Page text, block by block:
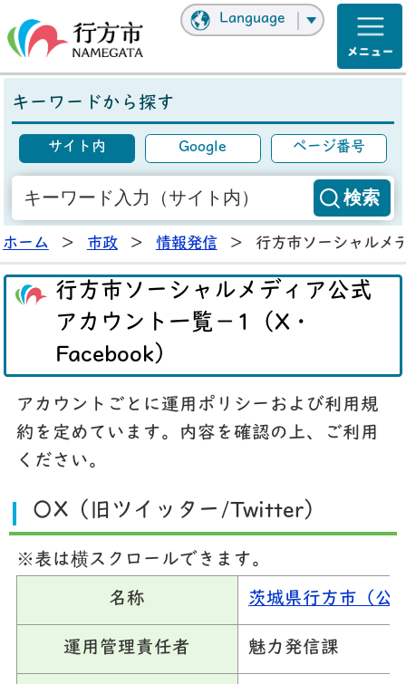
Language
キーワードから探す
サイト内 Google ページ番号
ホーム > 市政 > 情報発信 > 行方市ソーシャルメ
行方市ソーシャルメディア公式
アカウント一覧－1（X・
Facebook）
アカウントごとに運用ポリシーおよび利用規
約を定めています。内容を確認の上、ご利用
ください。
〇X（旧ツイッター/Twitter）
※表は横スクロールできます。
名称 茨城県行方市（公
運用管理責任者 魅力発信課